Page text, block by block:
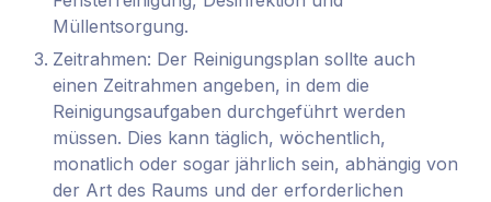
Müllentsorgung.
Zeitrahmen: Der Reinigungsplan sollte auch
einen Zeitrahmen angeben, in dem die
Reinigungsaufgaben durchgeführt werden
müssen. Dies kann täglich, wöchentlich,
monatlich oder sogar jährlich sein, abhängig von
der Art des Raums und der erforderlichen